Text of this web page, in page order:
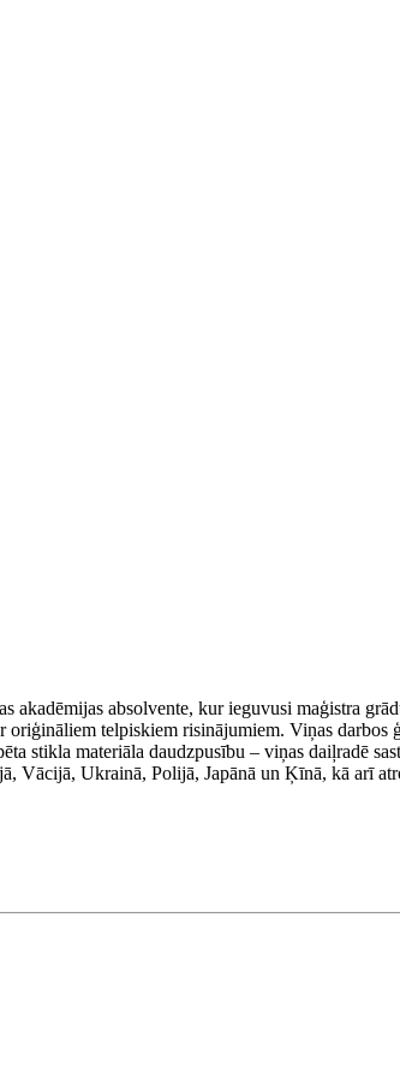
akadēmijas absolvente, kur ieguvusi maģistra
oriģināliem telpiskiem risinājumiem. Viņas
stikla materiāla daudzpusību – viņas daiļradē
Vācijā, Ukrainā, Polijā, Japānā un Ķīnā, kā arī